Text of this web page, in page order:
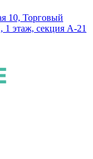
10, Торговый
1 этаж, секция А-21